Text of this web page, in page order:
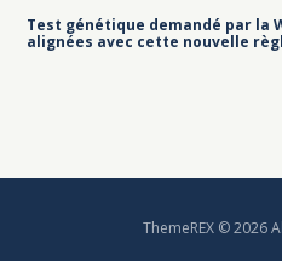
Test génétique demandé par la
alignées avec cette nouvelle
ThemeREX © 2026